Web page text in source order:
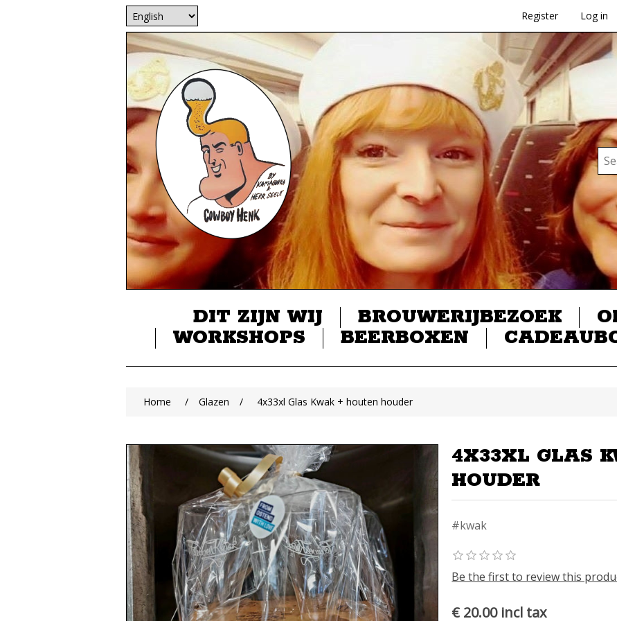
Register Log in
DIT ZIJN WIJ BROUWERIJBEZOEK
WORKSHOPS
BEERBOXEN
Home / Glazen / 4x33xl Glas Kwak + houten houder
4X33XL GLAS
HOUDER
#kwak
Be the first to review this
€ 20.00 incl tax